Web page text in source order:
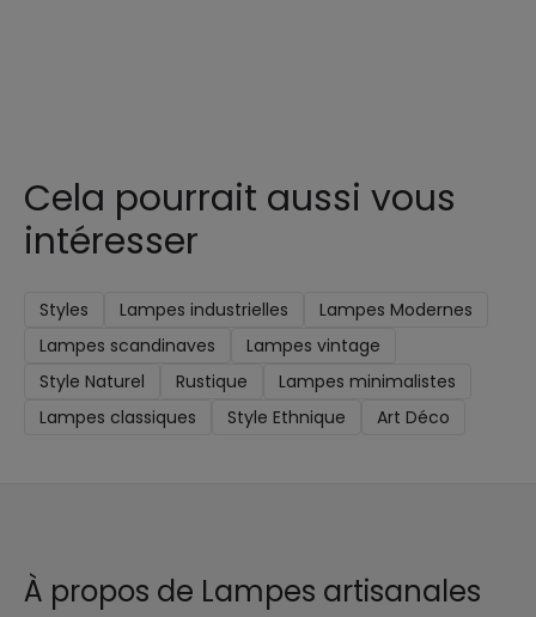
Cela pourrait aussi vous
intéresser
Styles Lampes industrielles
Lampes Modernes
Lampes scandinaves
Lampes vintage
Style Naturel
Rustique
Lampes minimalistes
Lampes classiques
Style Ethnique Art Déco
À propos de Lampes artisanales